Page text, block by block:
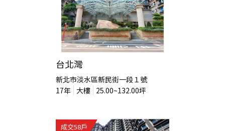
台北灣
新北市淡水區新民街一段１號
17年 大樓 25.00~132.00坪
成交58戶